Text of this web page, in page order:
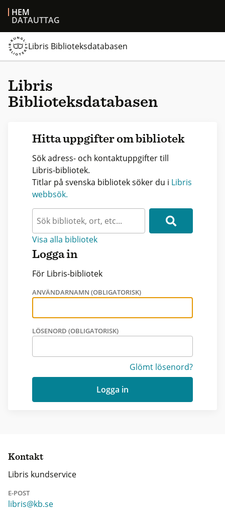
HEM
DATAUTTAG
Libris Biblioteksdatabasen
Libris
Biblioteksdatabasen
Hitta uppgifter om bibliotek
Sök adress- och kontaktuppgifter till
Libris-bibliotek.
Titlar på svenska bibliotek söker du i Libris
webbsök.
Visa alla bibliotek
Logga in
För Libris-bibliotek
ANVÄNDARNAMN (OBLIGATORISK)
LÖSENORD (OBLIGATORISK)
Glömt lösenord?
Logga in
Kontakt
Libris kundservice
E-POST
libris@kb.se